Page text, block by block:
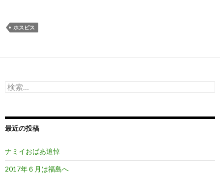
ホスピス
検
索:
最近の投稿
ナミイおばあ追悼
2017年６月は福島へ